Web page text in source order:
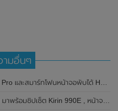
มอื่นๆ
Huawei Mate X3 เวอร์ชั่นวางขายทั่วโลกอย่างเป็นทางการแล้ว
, หน้าจอโค้ง 90Hz และกล้องหลังความละเอียดสูงถึง 64MP